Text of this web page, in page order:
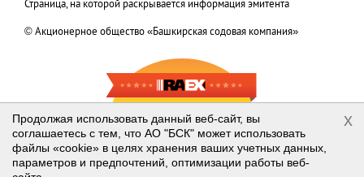
Страница, на которой раскрывается информация эмитента
© Акционерное общество «Башкирская содовая компания»
RAEX-600
2019
Продолжая использовать данный веб-сайт, вы
соглашаетесь с тем, что АО "БСК" может использовать
файлы «cookie» в целях хранения ваших учетных данных,
параметров и предпочтений, оптимизации работы веб-
x